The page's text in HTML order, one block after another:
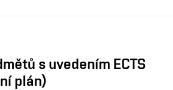
s uvedením ECTS
plán)